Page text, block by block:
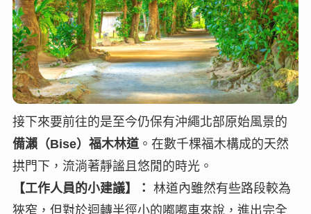
接下來要前往的是至今仍保有沖繩北部原始風景的
備瀨（Bise）福木林道。在數千棵福木構成的天然
拱門下，流淌著靜謐且悠閒的時光。
【工作人員的小建議】： 林道內雖然有些路段較為
狹窄，但對於迴轉半徑小的嘟嘟車來說，進出完全